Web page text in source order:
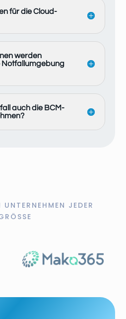
für die Cloud-
werden
Notfallumgebung
auch die BCM-
JEDER